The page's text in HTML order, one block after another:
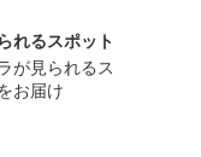
れるスポット
が見られるス
お届け